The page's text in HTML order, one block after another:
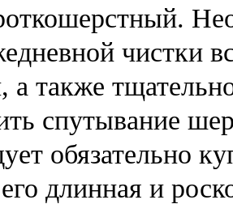
чистки
а также
спутывание
обязательно
длинная и